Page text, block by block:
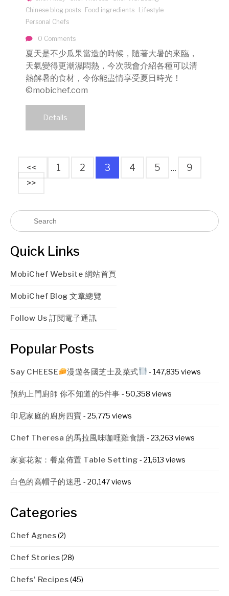
Chinese blog posts Food ingredients Lifestyle
Personal Chefs
0 Comments
夏天是不少瓜果當造的時候，隨著大暑的來臨，
天氣變得更潮濕悶熱，今次我會介紹各種可以清
熱解暑的食材，令你能盡情享受夏日時光！
©mobichef.com
Details
<< 1 2 3 4 5 …
9
>>
Quick Links
MobiChef Website 網站首頁
MobiChef Blog 文章總覽
Follow Us 訂閱電子通訊
Popular Posts
Say CHEESE 漫遊各國芝士及菜式 - 147,835 views
預約上門廚師 你不知道的5件事 - 50,358 views
印尼家庭的廚房四寶 - 25,775 views
Chef Theresa 的馬拉風味咖哩雞食譜 - 23,263 views
家宴花絮：餐桌佈置 Table Setting - 21,613 views
白色的高帽子的迷思 - 20,147 views
Categories
Chef Agnes(2)
Chef Stories(28)
Chefs' Recipes(45)